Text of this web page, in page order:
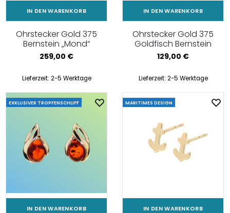
IN DEN WARENKORB
Ohrstecker Gold 375
Bernstein „Mond“
259,00 €
Lieferzeit: 2-5 Werktage
IN DEN WARENKORB
Ohrstecker Gold 375
Goldfisch Bernstein
129,00 €
Lieferzeit: 2-5 Werktage
EXKLUSIVER TROPFENSCHLIFF
IN DEN WARENKORB
MARITIMES DESIGN
IN DEN WARENKORB